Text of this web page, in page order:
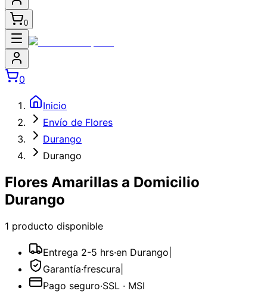
0
0
Inicio
Envío de Flores
Durango
Durango
Flores Amarillas a Domicilio
Durango
1 producto disponible
Entrega 2-5 hrs·en Durango
Garantía·frescura
Pago seguro·SSL · MSI